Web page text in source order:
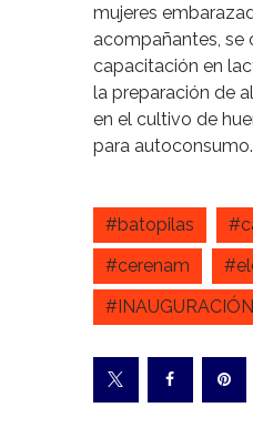
mujeres
acompañantes, se
capacitación en
la preparación de
en el cultivo de
para autoconsumo.
#batopilas
#cerenam
#INAUGURACIÓN